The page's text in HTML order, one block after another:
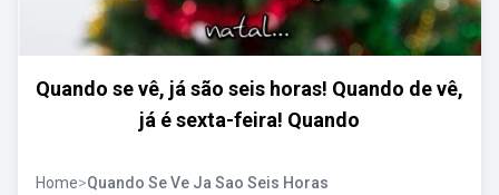
Quando se vê, já são seis horas! Quando de vê,
já é sexta-feira! Quando
Home>Quando Se Ve Ja Sao Seis Horas